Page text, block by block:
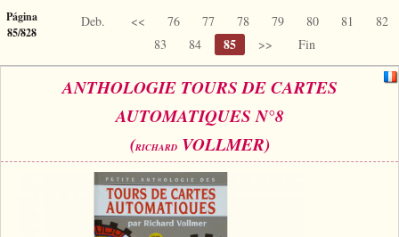
REGALOS FIDELIDAD
PRINCIPIANTES
Trucos automaticos
PRECIOS BARATOS
Ver todo
ACCESORIOS +
MONEDAS/BILLETES
Página
85/828
Deb. << 76 77 78 79 80 81
82
83
84 85 >> Fin
ANTHOLOGIE TOURS DE CARTES
AUTOMATIQUES N°8
(RICHARDVOLLMER)